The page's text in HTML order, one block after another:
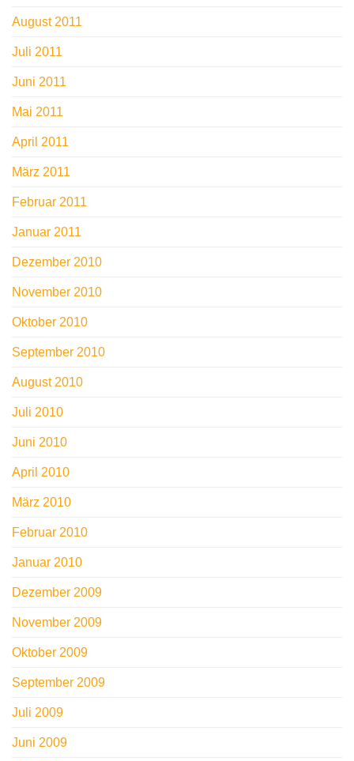
August 2011
Juli 2011
Juni 2011
Mai 2011
April 2011
März 2011
Februar 2011
Januar 2011
Dezember 2010
November 2010
Oktober 2010
September 2010
August 2010
Juli 2010
Juni 2010
April 2010
März 2010
Februar 2010
Januar 2010
Dezember 2009
November 2009
Oktober 2009
September 2009
Juli 2009
Juni 2009